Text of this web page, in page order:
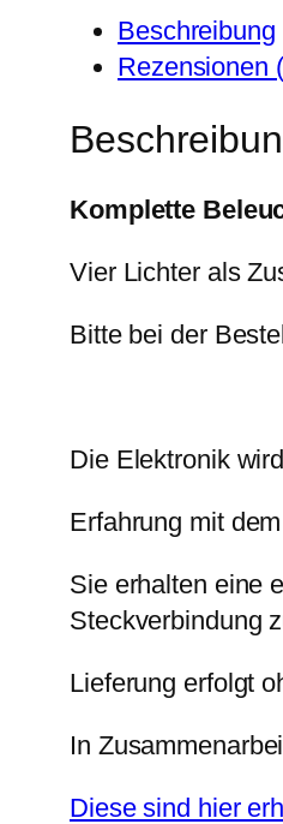
Beschreibung
Rezensionen
Komplette
Vier Lichter als
Bitte bei der
Die Elektronik
Erfahrung mit
Sie erhalten eine
Steckverbindung
Lieferung erfolgt
In
Diese sind hier